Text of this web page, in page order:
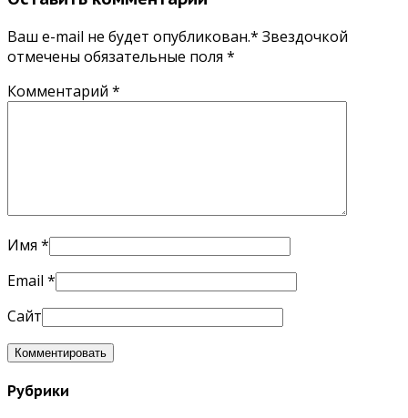
Ваш e-mail не будет опубликован.* Звездочкой
отмечены обязательные поля *
Комментарий *
Имя *
Email *
Сайт
Рубрики